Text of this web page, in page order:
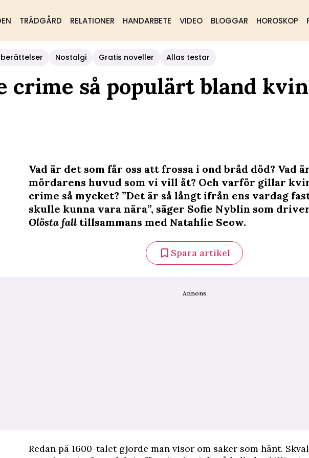
TRÄDGÅRD RELATIONER HANDARBETE VIDEO BLOGGAR HOROSKOP
Nostalgi Gratis noveller Allas testar
crime så populärt bland
Vad är det som får oss att frossa i ond bråd död? Vad
mördarens huvud som vi vill åt? Och varför gillar
crime så mycket? ”Det är så långt ifrån ens vardag
skulle kunna vara nära”, säger Sofie Nyblin som
Olösta fall tillsammans med Natahlie Seow.
Spara artikel
Annons
Redan på 1600-talet gjorde man visor om saker som hänt.